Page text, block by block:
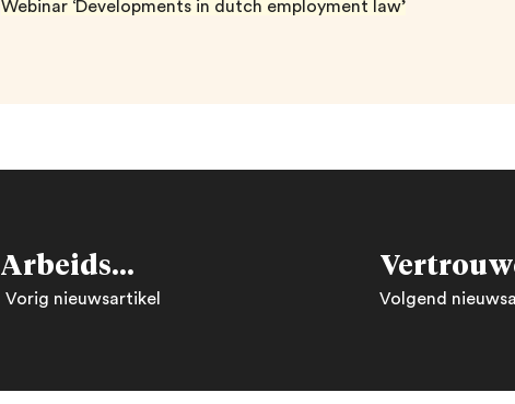
Webinar ‘Developments in dutch employment law’
Ontbijtsessie ‘Wet Arbeidsmarkt in Balans’
Vorig nieuwsartikel Volgend